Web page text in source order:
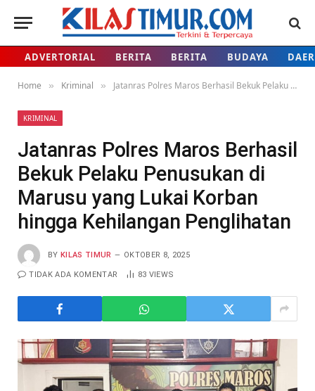
ADVERTORIAL BERITA BERITA BUDAYA
Home » Kriminal » Jatanras Polres Maros Berhasil Bekuk Pelaku Penusukan di Marusu yang Lukai Korban hingga Kehilangan Penglihatan
KRIMINAL
Jatanras Polres Maros Berhasil
Bekuk Pelaku Penusukan di
Marusu yang Lukai Korban
hingga Kehilangan Penglihatan
BY KILAS TIMUR OKTOBER 8, 2025
TIDAK ADA KOMENTAR 83 VIEWS